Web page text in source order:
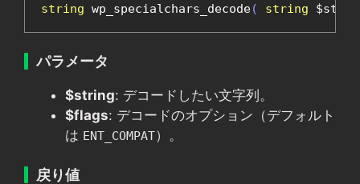
string wp_specialchars_decode( string
パラメータ
$string: デコードしたい文字列。
$flags: デコードのオプション（デフォルト
は ENT_COMPAT）。
戻り値